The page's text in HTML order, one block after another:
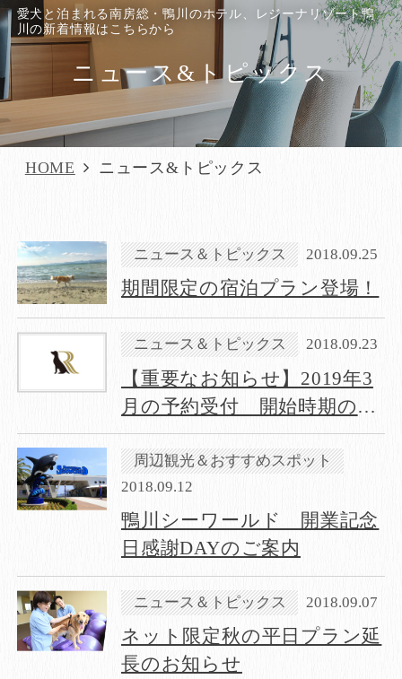
愛犬と泊まれる南房総・鴨川のホテル、レジーナリゾート鴨
川の新着情報はこちらから
ニュース&トピックス
HOME ニュース&トピックス
ニュース＆トピックス 2018.09.25
期間限定の宿泊プラン登場！
ニュース＆トピックス 2018.09.23
【重要なお知らせ】2019年3
月の予約受付 開始時期の延
期について
周辺観光＆おすすめスポット
2018.09.12
鴨川シーワールド 開業記念
日感謝DAYのご案内
ニュース＆トピックス 2018.09.07
ネット限定秋の平日プラン延
長のお知らせ